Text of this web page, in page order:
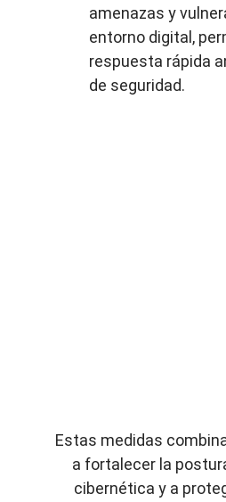
amenazas y
entorno digital,
respuesta rápida
de seguridad.
Estas medidas
a fortalecer la
cibernética y a